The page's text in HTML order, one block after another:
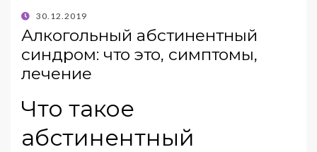
30.12.2019
Алкогольный абстинентный
синдром: что это, симптомы,
лечение
Что такое
абстинентный